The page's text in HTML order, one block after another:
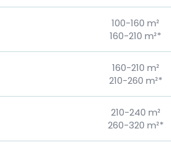
100-160 m²
160-210 m²*
160-210 m²
210-260 m²*
210-240 m²
260-320 m²*